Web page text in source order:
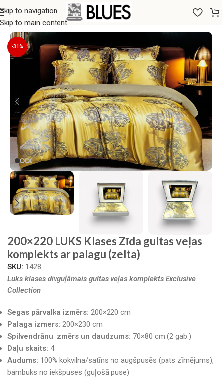
Skip to navigation
Skip to main content
Sākums/Gultas veļa/200x220 GULTAS VEĻAS KOMPLEKTI
-31%
200×220 LUKS Klases Zīda gultas veļas
komplekts ar palagu (zelta)
SKU: 1428
Luks klases divguļāmais gultas veļas komplekts Exclusive
Collection
Segas pārvalka izmērs: 200×220 cm
Palaga izmers: 200×230 cm
Spilvendrānu izmērs un daudzums: 70×80 cm (2 gab.)
Daļu skaits: 4
Audums: 100% kokvilna/satīns no augšpusēs (pats zīmējums),
bambuks no iekšpuses (guļošā puse)